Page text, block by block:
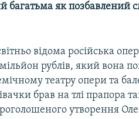
багатьма як позбавлений
відома російська
рублів, який вона
театру опери та
брав на тлі прапора
утворення